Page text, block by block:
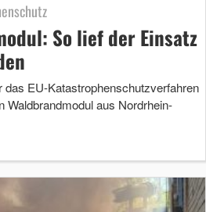
So lief der Einsatz
das EU-Katastrophenschutzverfahren
Waldbrandmodul aus Nordrhein-